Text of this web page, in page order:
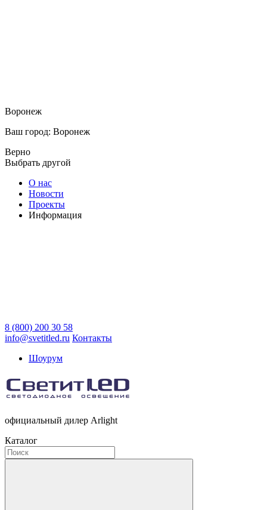
Воронеж
Ваш город: Воронеж
Верно
Выбрать другой
О нас
Новости
Проекты
Информация
8 (800) 200 30 58
info@svetitled.ru Контакты
Шоурум
официальный дилер Arlight
Каталог